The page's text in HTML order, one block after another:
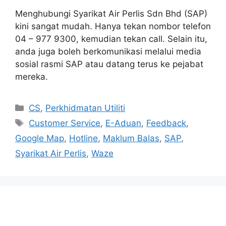
Menghubungi Syarikat Air Perlis Sdn Bhd (SAP)
kini sangat mudah. Hanya tekan nombor telefon
04 – 977 9300, kemudian tekan call. Selain itu,
anda juga boleh berkomunikasi melalui media
sosial rasmi SAP atau datang terus ke pejabat
mereka.
Categories
CS, Perkhidmatan Utiliti
Tags
Customer Service, E-Aduan, Feedback,
Google Map, Hotline, Maklum Balas, SAP,
Syarikat Air Perlis, Waze